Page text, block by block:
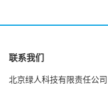
联系我们
北京绿人科技有限责任公司